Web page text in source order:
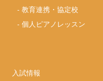
-教育連携・協定校
-個人ピアノレッスン
入試情報